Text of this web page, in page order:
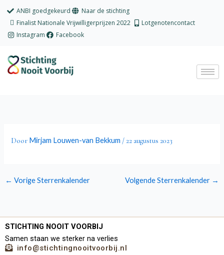
ANBI goedgekeurd
Naar de stichting
Finalist Nationale Vrijwilligerprijzen 2022
Lotgenotencontact
Instagram
Facebook
Door Mirjam Louwen-van Bekkum / 22 augustus 2023
← Vorige Sterrenkalender Volgende Sterrenkalender →
STICHTING NOOIT VOORBIJ
Samen staan we sterker na verlies
info@stichtingnooitvoorbij.nl